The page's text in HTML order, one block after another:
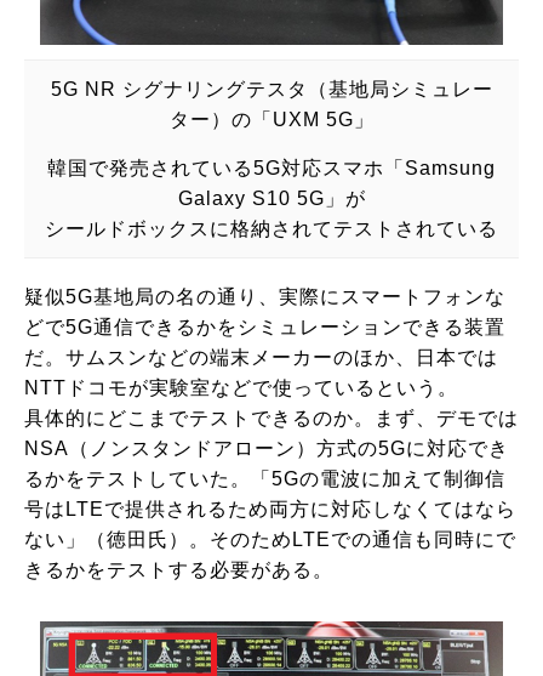
5G NR シグナリングテスタ（基地局シミュレー
ター）の「UXM 5G」
韓国で発売されている5G対応スマホ「Samsung
Galaxy S10 5G」が
シールドボックスに格納されてテストされている
疑似5G基地局の名の通り、実際にスマートフォンな
どで5G通信できるかをシミュレーションできる装置
だ。サムスンなどの端末メーカーのほか、日本では
NTTドコモが実験室などで使っているという。
具体的にどこまでテストできるのか。まず、デモでは
NSA（ノンスタンドアローン）方式の5Gに対応でき
るかをテストしていた。「5Gの電波に加えて制御信
号はLTEで提供されるため両方に対応しなくてはなら
ない」（徳田氏）。そのためLTEでの通信も同時にで
きるかをテストする必要がある。